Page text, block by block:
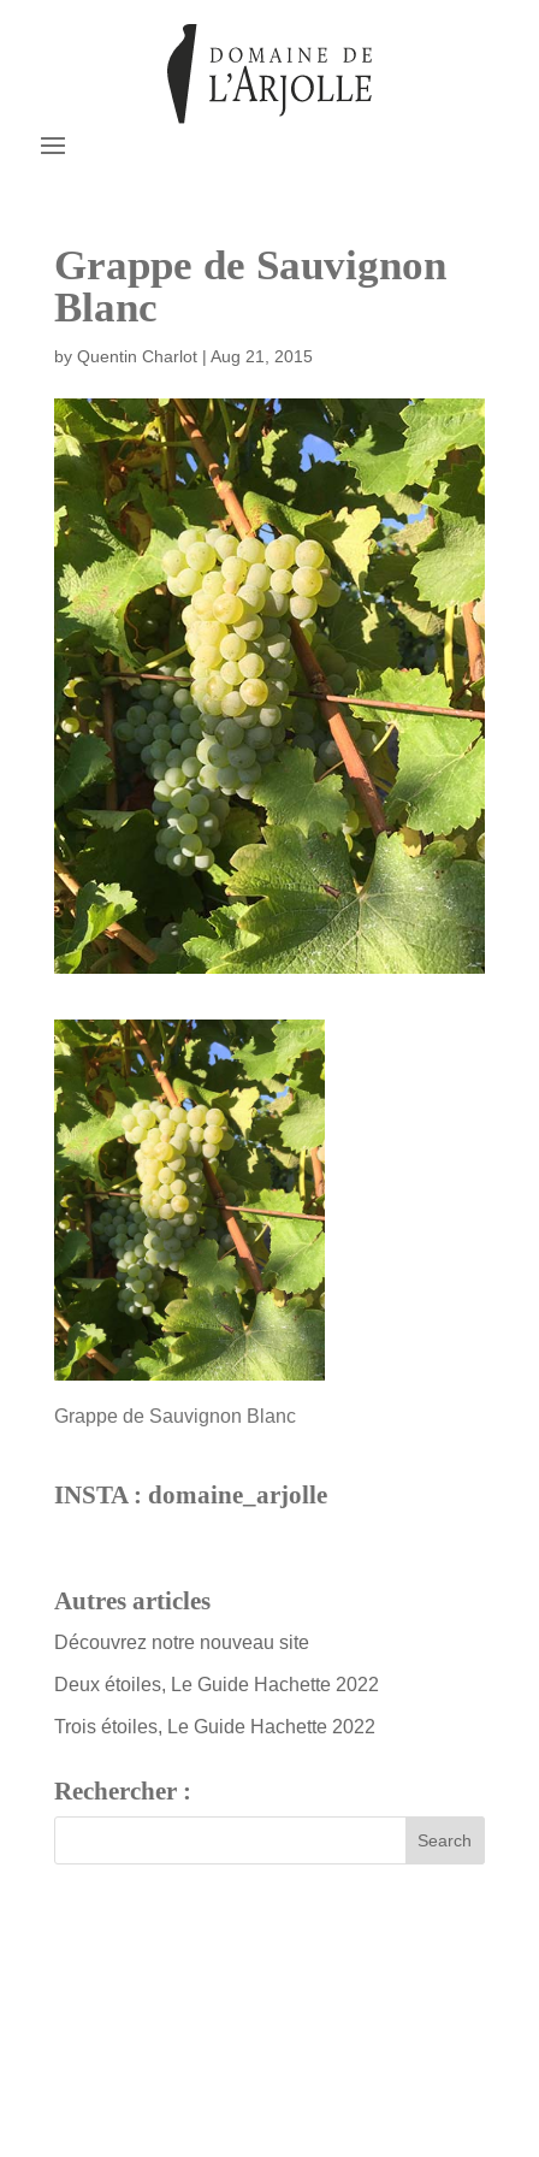
Grappe de Sauvignon
Blanc
by Quentin Charlot| Aug 21, 2015
Grappe de Sauvignon Blanc
INSTA : domaine_arjolle
Autres articles
Découvrez notre nouveau site
Deux étoiles, Le Guide Hachette 2022
Trois étoiles, Le Guide Hachette 2022
Rechercher :